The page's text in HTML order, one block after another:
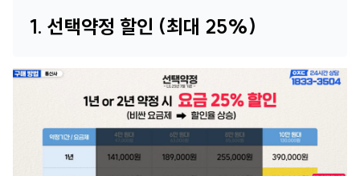
1. 선택약정 할인 (최대 25%)